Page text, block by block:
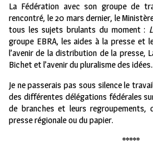
La Fédération avec son groupe de
rencontré, le 20 mars dernier, le
tous les sujets brulants du moment :
groupe EBRA, les aides à la presse et
l’avenir de la distribution de la presse,
Bichet et l’avenir du pluralisme des
Je ne passerais pas sous silence le
des différentes délégations fédérales
de branches et leurs regroupements,
presse régionale ou du papier.
*****